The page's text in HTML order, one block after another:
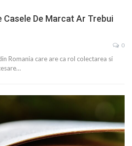
Casele De Marcat Ar Trebui
0
Romania care are ca rol colectarea si